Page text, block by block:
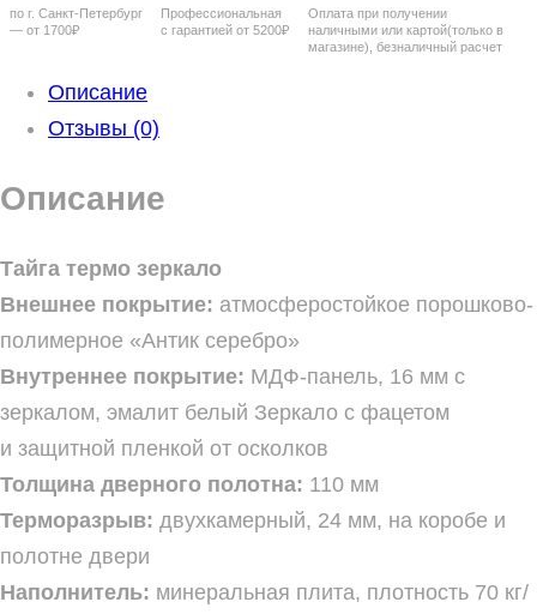
по г. Санкт-Петербург
— от 1700₽
Профессиональная
с гарантией от 5200₽
Оплата при получении
наличными или картой(только в
магазине), безналичный расчет
Описание
Отзывы (0)
Описание
Тайга термо зеркало
Внешнее покрытие: атмосферостойкое порошково-
полимерное «Антик серебро»
Внутреннее покрытие: МДФ-панель, 16 мм с
зеркалом, эмалит белый Зеркало с фацетом
и защитной пленкой от осколков
Толщина дверного полотна: 110 мм
Терморазрыв: двухкамерный, 24 мм, на коробе и
полотне двери
Наполнитель: минеральная плита, плотность 70 кг/